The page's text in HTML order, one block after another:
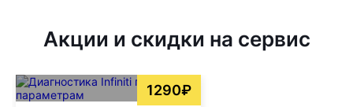
Акции и скидки на сервис
1290₽